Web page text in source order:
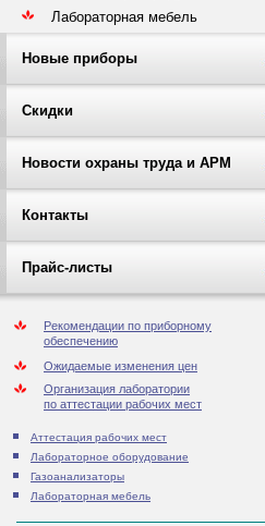
Лабораторная мебель
Новые приборы
Скидки
Новости охраны труда и АРМ
Контакты
Прайс-листы
Рекомендации по приборному
обеспечению
Ожидаемые изменения цен
Организация лаборатории
по аттестации рабочих мест
Аттестация рабочих мест
Лабораторное оборудование
Газоанализаторы
Лабораторная мебель